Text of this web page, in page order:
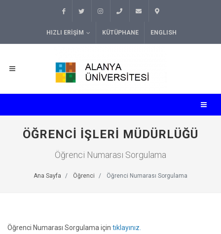
HIZLI ERIŞIM KÜTÜPHANE ENGLISH
ÖĞRENCI İŞLERI MÜDÜRLÜĞÜ
Öğrenci Numarası Sorgulama
Ana Sayfa Öğrenci Öğrenci Numarası Sorgulama
Öğrenci Numarası Sorgulama için tıklayınız.